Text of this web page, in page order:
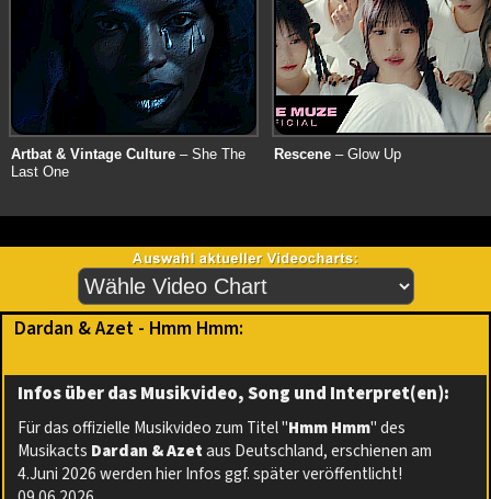
Artbat & Vintage Culture – She The
Last One
Rescene – Glow Up
Dardan & Azet - Hmm Hmm:
Infos über das Musikvideo, Song und Interpret(en):
Für das offizielle Musikvideo zum Titel "Hmm Hmm" des
Musikacts Dardan & Azetaus Deutschland, erschienen am
4.Juni 2026 werden hier Infos ggf. später veröffentlicht!